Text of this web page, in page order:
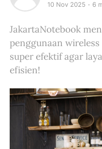
10 Nov 2025 6
JakartaNotebook
penggunaan
super efektif agar
efisien!